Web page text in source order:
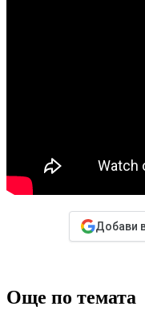
Добави
Още по темата